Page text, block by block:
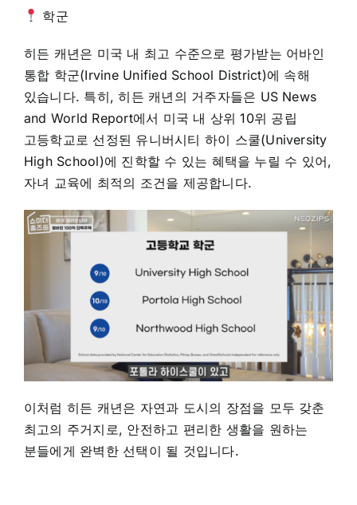
학군
히든 캐년은 미국 내 최고 수준으로 평가받는 어바인
통합 학군(Irvine Unified School District)에 속해
있습니다. 특히, 히든 캐년의 거주자들은 US News
and World Report에서 미국 내 상위 10위 공립
고등학교로 선정된 유니버시티 하이 스쿨(University
High School)에 진학할 수 있는 혜택을 누릴 수 있어,
자녀 교육에 최적의 조건을 제공합니다.
이처럼 히든 캐년은 자연과 도시의 장점을 모두 갖춘
최고의 주거지로, 안전하고 편리한 생활을 원하는
분들에게 완벽한 선택이 될 것입니다.